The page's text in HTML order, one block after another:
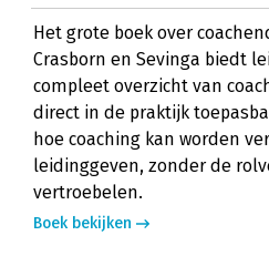
Het grote boek over
Crasborn en Sevinga biedt
compleet overzicht van
direct in de praktijk
hoe coaching kan worden
leidinggeven, zonder de
vertroebelen.
Boek bekijken